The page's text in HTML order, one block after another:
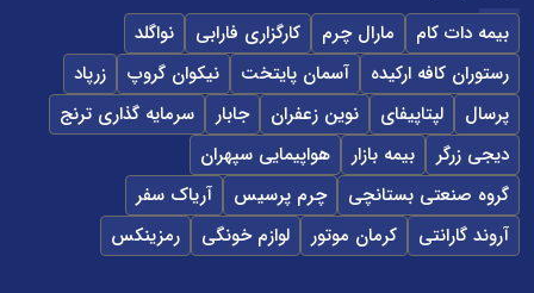
بیمه دات کام مارال چرم کارگزاری فارابی
نواگلد
رستوران کافه ارکیده
آسمان پایتخت نیکوان گروپ
زرپاد
پرسال
لپتاپیفای نوین زعفران جابار
سرمایه گذاری ترنج
دیجی زرگر
بیمه بازار
هواپیمایی سپهران
گروه صنعتی بستانچی
چرم پرسیس
آریاک سفر
آروند گارانتی
کرمان موتور لوازم خونگی رمزینکس